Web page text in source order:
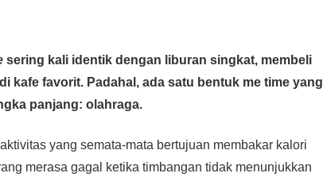
sering kali identik dengan liburan singkat, membeli
kafe favorit. Padahal, ada satu bentuk me time yang
panjang: olahraga.
yang semata-mata bertujuan membakar kalori
merasa gagal ketika timbangan tidak menunjukkan